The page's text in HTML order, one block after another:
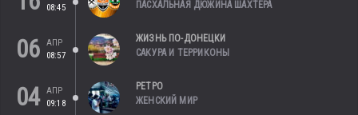
08:45
ПАСХАЛЬНАЯ ДЮЖИНА ШАХТЕРА
06
АПР
08:57
ЖИЗНЬ ПО-ДОНЕЦКИ
САКУРА И ТЕРРИКОНЫ
04 АПР
09:18
РЕТРО
ЖЕНСКИЙ МИР